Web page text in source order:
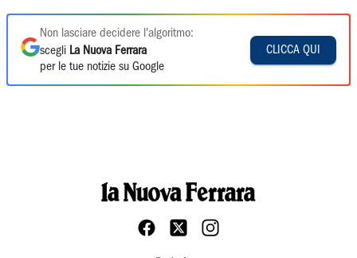
Non lasciare decidere l'algoritmo:
scegli La Nuova Ferrara
per le tue notizie su Google
CLICCA QUI